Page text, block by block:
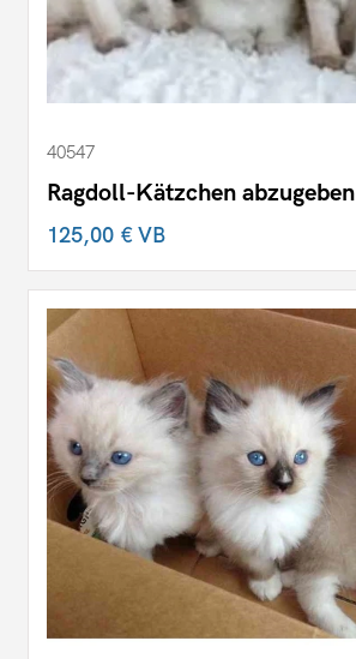
40547
Ragdoll-Kätzchen abzugeben
125,00 €VB